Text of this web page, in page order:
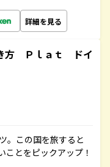
詳細を見る
方 Ｐｌａｔ ドイ
。この国を旅すると
ことをピックアップ！